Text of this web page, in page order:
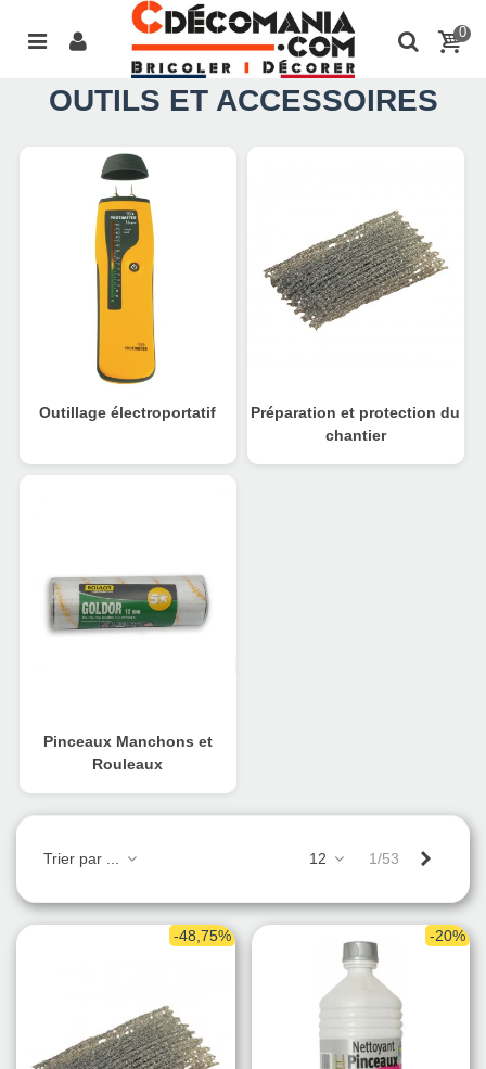
0
OUTILS ET ACCESSOIRES
Outillage électroportatif
Préparation et protection du
chantier
Pinceaux Manchons et
Rouleaux
Trier par ... 12 1/53
-48,75% -20%